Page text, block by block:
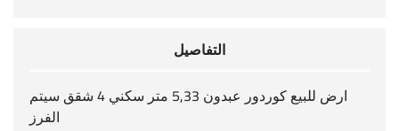
التفاصيل
ارض للبيع كوردور عبدون 5,33 متر سكني 4 شقق سيتم
الفرز